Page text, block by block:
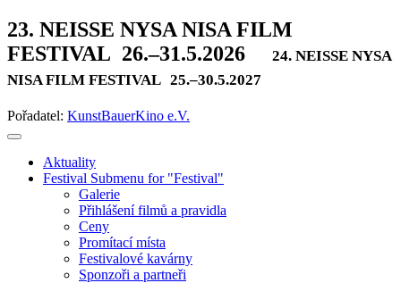
23. NEISSE NYSA NISA FILM
FESTIVAL 26.–31.5.2026
24. NEISSE NYSA
NISA FILM FESTIVAL 25.–30.5.2027
Pořadatel: KunstBauerKino e.V.
Aktuality
Festival Submenu for "Festival"
Galerie
Přihlášení filmů a pravidla
Ceny
Promítací místa
Festivalové kavárny
Sponzoři a partneři